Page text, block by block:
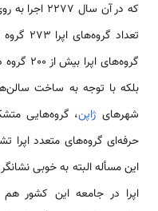
که در آن
تعداد گروه‌های اپرا 273 گروه بود که 1125 اجرا داشتند.
بلکه با توجه به ساخت
شهرهای ژاپن، گروه‌هایی
حرفه‌ای گروه‌های متعدد اپرا
این مسأله البته به خوبی
اپرا در جامعه این کشور